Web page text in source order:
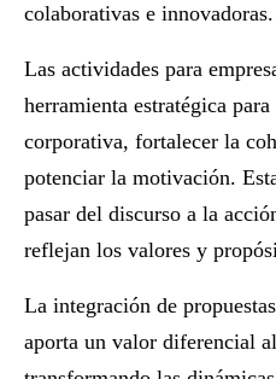
colaborativas e innovadoras.
Las actividades para
herramienta estratégica
corporativa, fortalecer la
potenciar la motivación.
pasar del discurso a la
reflejan los valores y
La integración de
aporta un valor diferencial